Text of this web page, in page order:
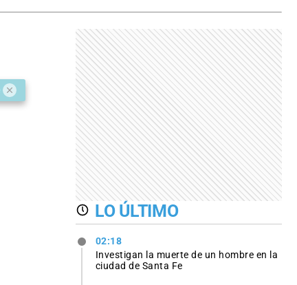
LO ÚLTIMO
02:18
Investigan la muerte de un hombre en la
ciudad de Santa Fe